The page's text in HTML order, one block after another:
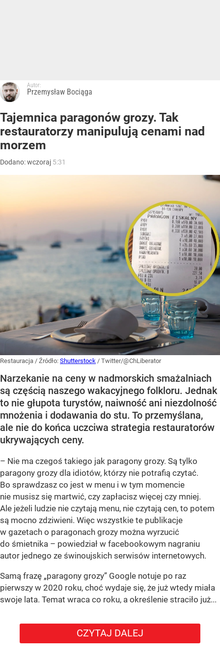
Autor:
Przemysław Bociąga
Tajemnica paragonów grozy. Tak
restauratorzy manipulują cenami nad
morzem
Dodano:wczoraj 5:31
Restauracja / Źródło: Shutterstock / Twitter/@ChLiberator
Narzekanie na ceny w nadmorskich smażalniach
są częścią naszego wakacyjnego folkloru. Jednak
to nie głupota turystów, naiwność ani niezdolność
mnożenia i dodawania do stu. To przemyślana,
ale nie do końca uczciwa strategia restauratorów
ukrywających ceny.
– Nie ma czegoś takiego jak paragony grozy. Są tylko
paragony grozy dla idiotów, którzy nie potrafią czytać.
Bo sprawdzasz co jest w menu i w tym momencie
nie musisz się martwić, czy zapłacisz więcej czy mniej.
Ale jeżeli ludzie nie czytają menu, nie czytają cen, to potem
są mocno zdziwieni. Więc wszystkie te publikacje
w gazetach o paragonach grozy można wyrzucić
do śmietnika – powiedział w facebookowym nagraniu
autor jednego ze świnoujskich serwisów internetowych.
Samą frazę „paragony grozy” Google notuje po raz
pierwszy w 2020 roku, choć wydaje się, że już wtedy miała
swoje lata. Temat wraca co roku, a określenie straciło już...
CZYTAJ DALEJ